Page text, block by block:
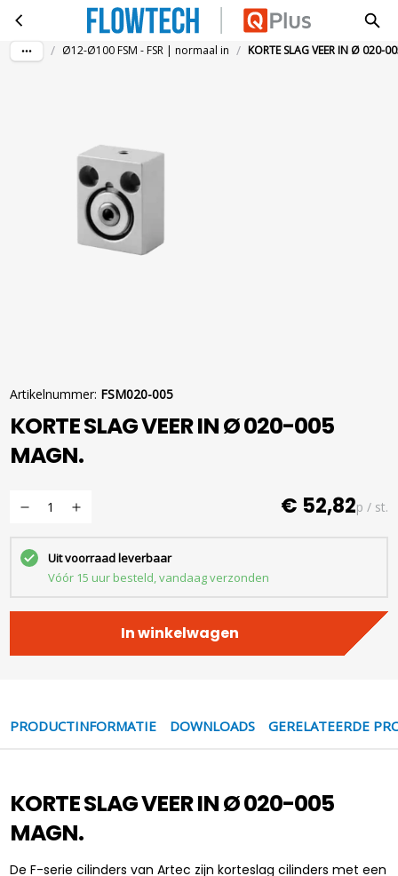
Ga naar hoofdinhoud
KORTE SLAG VEER IN Ø 020-005 MAGN.
/ Ø12-Ø100 FSM - FSR | normaal in / KORTE SLAG VEER IN Ø 020-
Artikelnummer: FSM020-005
KORTE SLAG VEER IN Ø 020-005
MAGN.
€ 52,82p / st.
Uit voorraad leverbaar
Vóór 15 uur besteld, vandaag verzonden
In winkelwagen
PRODUCTINFORMATIE DOWNLOADS GERELATEERDE
KORTE SLAG VEER IN Ø 020-005
MAGN.
De F-serie cilinders van Artec zijn korteslag cilinders met een